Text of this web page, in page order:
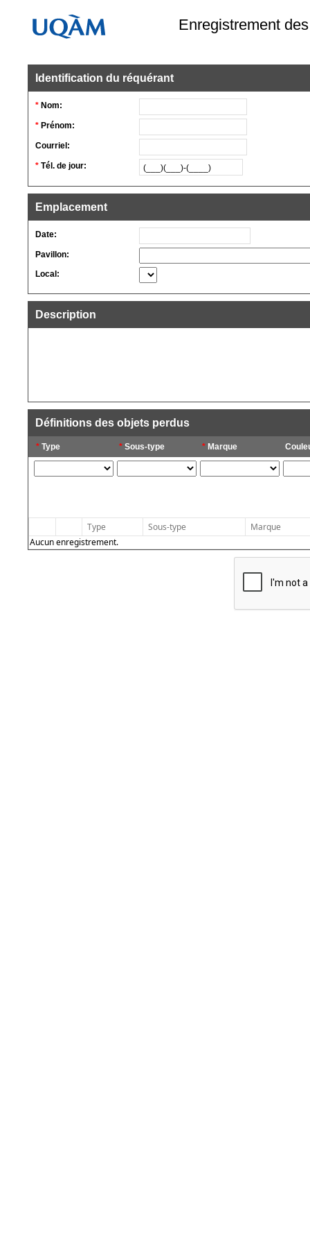
Enregistrement
Identification du réquérant
* Nom:
* Prénom:
Courriel:
* Tél. de jour:
Emplacement
Date:
Pavillon:
Local:
Description
Définitions des objets perdus
* Type * Sous-type * Marque
Type Sous-type
Marque
Aucun enregistrement.